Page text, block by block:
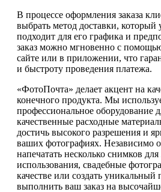
В процессе оформления заказа
выбрать метод доставки, который
подходит для его графика и
заказ можно мгновенно с
сайте или в приложении, что
и быстроту проведения платежа.
«ФотоПочта» делает акцент на
конечного продукта. Мы
профессиональное оборудование
качественные расходные
достичь высокого разрешения и
ваших фотографиях. Независимо
напечатать несколько снимков
использования, свадебные
качестве или создать
выполнить ваш заказ на